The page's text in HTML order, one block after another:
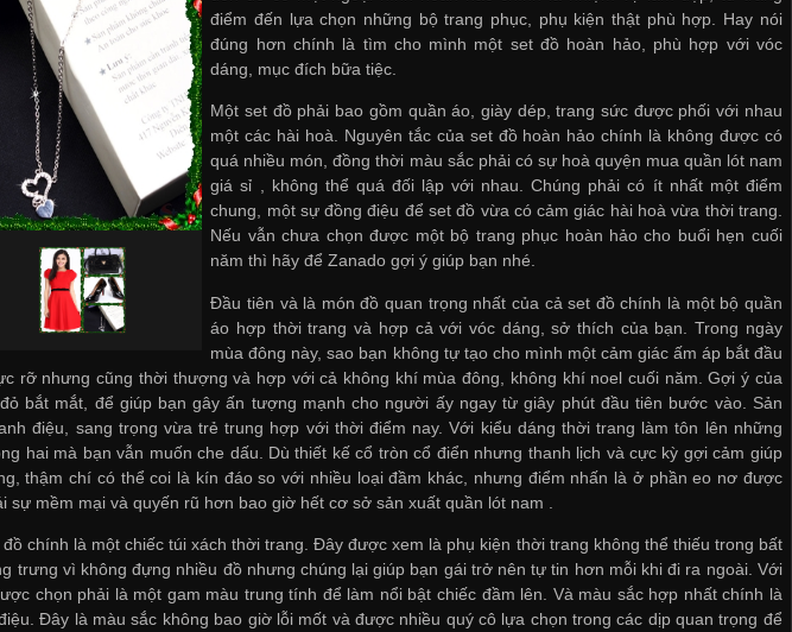
điểm đến lựa chọn những bộ trang phục, phụ kiện thật phù hợp. Hay nói
đúng hơn chính là tìm cho mình một set đồ hoàn hảo, phù hợp với vóc
dáng, mục đích bữa tiệc.
Một set đồ phải bao gồm quần áo, giày dép, trang sức được phối với nhau
một các hài hoà. Nguyên tắc của set đồ hoàn hảo chính là không được có
quá nhiều món, đồng thời màu sắc phải có sự hoà quyện mua quần lót nam
giá sỉ , không thể quá đối lập với nhau. Chúng phải có ít nhất một điểm
chung, một sự đồng điệu để set đồ vừa có cảm giác hài hoà vừa thời trang.
Nếu vẫn chưa chọn được một bộ trang phục hoàn hảo cho buổi hẹn cuối
năm thì hãy để Zanado gợi ý giúp bạn nhé.
Đầu tiên và là món đồ quan trọng nhất của cả set đồ chính là một bộ quần
áo hợp thời trang và hợp cả với vóc dáng, sở thích của bạn. Trong ngày
mùa đông này, sao bạn không tự tạo cho mình một cảm giác ấm áp bắt đầu
rỡ nhưng cũng thời thượng và hợp với cả không khí mùa đông, không khí noel cuối năm. Gợi ý của
bắt mắt, để giúp bạn gây ấn tượng mạnh cho người ấy ngay từ giây phút đầu tiên bước vào. Sản
điệu, sang trọng vừa trẻ trung hợp với thời điểm nay. Với kiểu dáng thời trang làm tôn lên những
hai mà bạn vẫn muốn che dấu. Dù thiết kế cổ tròn cổ điển nhưng thanh lịch và cực kỳ gợi cảm giúp
thậm chí có thể coi là kín đáo so với nhiều loại đầm khác, nhưng điểm nhấn là ở phần eo nơ được
sự mềm mại và quyến rũ hơn bao giờ hếtcơ sở sản xuất quần lót nam
chính là một chiếc túi xách thời trang. Đây được xem là phụ kiện thời trang không thể thiếu trong bất
trưng vì không đựng nhiều đồ nhưng chúng lại giúp bạn gái trở nên tự tin hơn mỗi khi đi ra ngoài. Với
chọn phải là một gam màu trung tính để làm nổi bật chiếc đầm lên. Và màu sắc hợp nhất chính là
Đây là màu sắc không bao giờ lỗi mốt và được nhiều quý cô lựa chọn trong các dịp quan trọng để